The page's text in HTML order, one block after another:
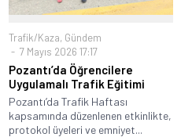
Trafik/Kaza, Gündem
7 Mayıs 2026 17:17
Pozantı’da Öğrencilere
Uygulamalı Trafik Eğitimi
Pozantı’da Trafik Haftası
kapsamında düzenlenen etkinlikte,
protokol üyeleri ve emniyet...